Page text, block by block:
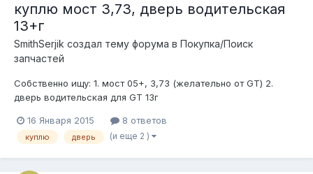
куплю мост 3,73, дверь водительская
13+г
SmithSerjik создал тему форума в Покупка/Поиск
запчастей
Собственно ищу: 1. мост 05+, 3,73 (желательно от GT) 2.
дверь водительская для GT 13г
16 Января 2015 8 ответов
куплю дверь (и еще 2 )